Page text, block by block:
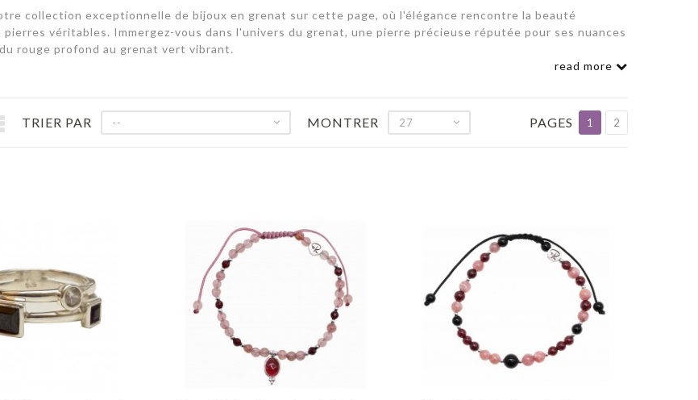
collection exceptionnelle de bijoux en grenat sur cette page, où l'élégance rencontre la beauté
véritables. Immergez-vous dans l'univers du grenat, une pierre précieuse réputée pour ses nuances
rouge profond au grenat vert vibrant.
read more
TRIER PAR -- MONTRER 27 PAGES 1 2